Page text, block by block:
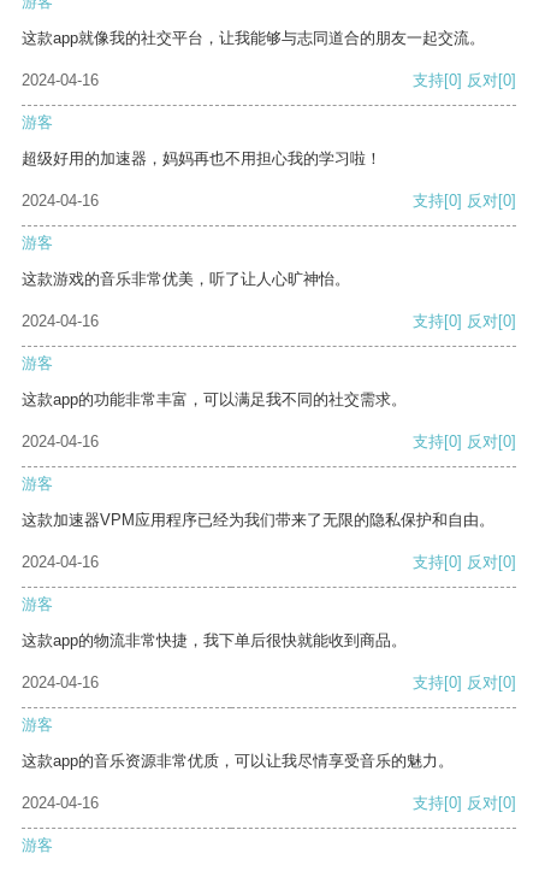
这款app就像我的社交平台，让我能够与志同道合的朋友一起交流。
2024-04-16 支持[0] 反对[0]
游客
超级好用的加速器，妈妈再也不用担心我的学习啦！
2024-04-16 支持[0] 反对[0]
游客
这款游戏的音乐非常优美，听了让人心旷神怡。
2024-04-16 支持[0] 反对[0]
游客
这款app的功能非常丰富，可以满足我不同的社交需求。
2024-04-16 支持[0] 反对[0]
游客
这款加速器VPM应用程序已经为我们带来了无限的隐私保护和自由。
2024-04-16 支持[0] 反对[0]
游客
这款app的物流非常快捷，我下单后很快就能收到商品。
2024-04-16 支持[0] 反对[0]
游客
这款app的音乐资源非常优质，可以让我尽情享受音乐的魅力。
2024-04-16 支持[0] 反对[0]
游客